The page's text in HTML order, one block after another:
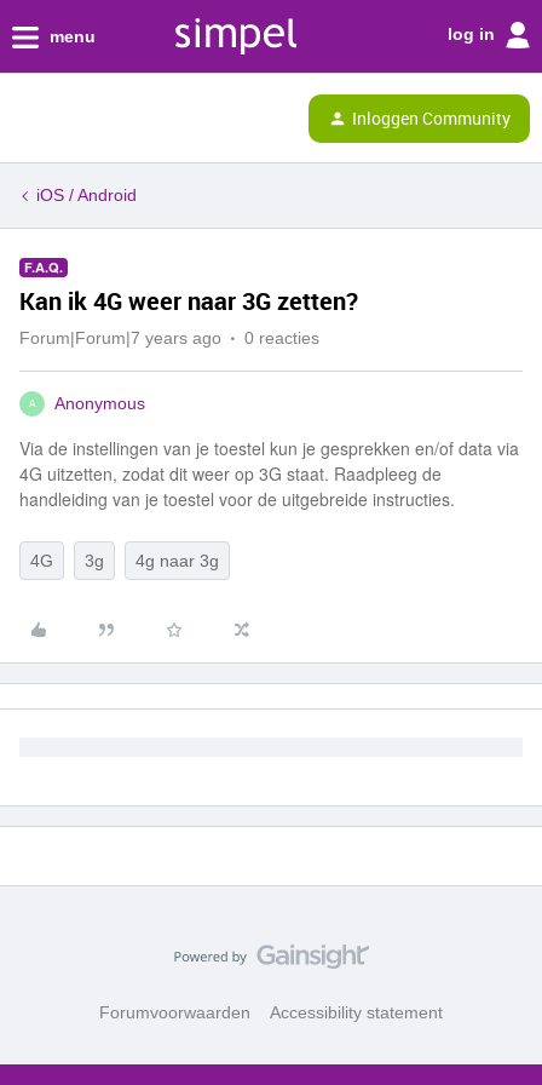
menu log in
Inloggen Community
iOS / Android
F.A.Q.
Kan ik 4G weer naar 3G zetten?
Forum|Forum|7 years ago 0 reacties
A Anonymous
Via de instellingen van je toestel kun je gesprekken en/of data via
4G uitzetten, zodat dit weer op 3G staat. Raadpleeg de
handleiding van je toestel voor de uitgebreide instructies.
4G 3g 4g naar 3g
Forumvoorwaarden Accessibility statement